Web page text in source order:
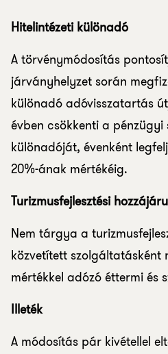
Hitelintézeti különadó
A törvénymódosítás
járványhelyzet során
különadó adóvisszatartás
évben csökkenti a pénzügyi
különadóját, évenként
20%-ának mértékéig.
Turizmusfejlesztési
Nem tárgya a
közvetített
mértékkel adózó éttermi és
Illeték
A módosítás pár kivétellel